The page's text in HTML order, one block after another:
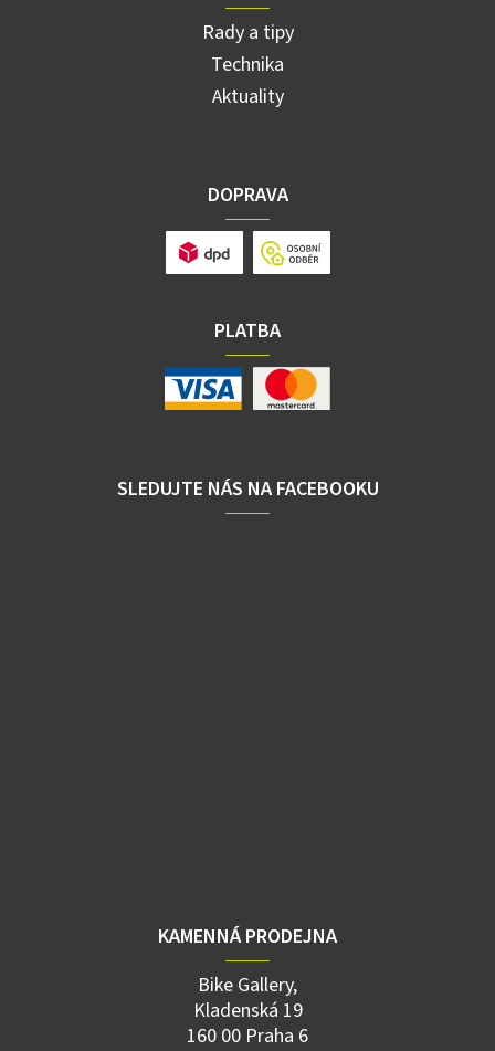
Rady a tipy
Technika
Aktuality
DOPRAVA
PLATBA
SLEDUJTE NÁS NA FACEBOOKU
KAMENNÁ PRODEJNA
Bike Gallery,
Kladenská 19
160 00 Praha 6